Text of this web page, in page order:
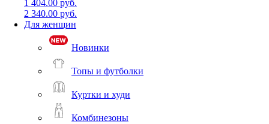
1 404.00 руб.
2 340.00 руб.
Для женщин
Новинки
Топы и футболки
Куртки и худи
Комбинезоны